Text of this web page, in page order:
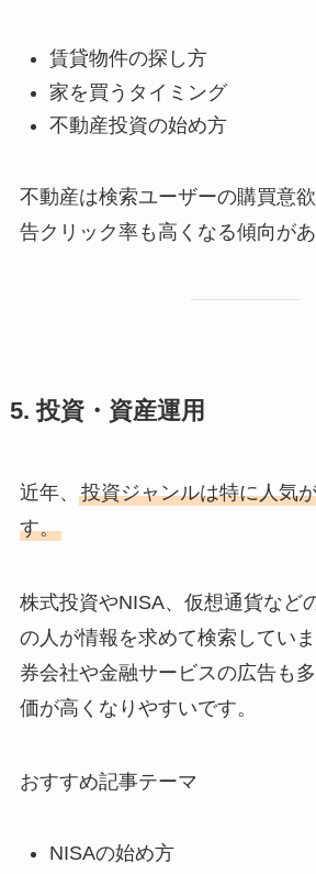
賃貸物件の探し方
家を買うタイミング
不動産投資の始め方
不動産は検索ユーザーの購買意
告クリック率も高くなる傾向があ
5. 投資・資産運用
近年、 投資ジャンルは特に人気
す。
株式投資やNISA、仮想通貨など
の人が情報を求めて検索してい
券会社や金融サービスの広告も
価が高くなりやすいです。
おすすめ記事テーマ
NISAの始め方